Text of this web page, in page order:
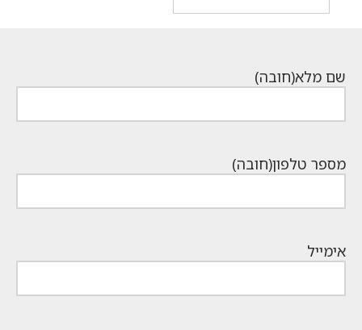
היה:
שם מלא(חובה)
מספר טלפון(חובה)
אימייל